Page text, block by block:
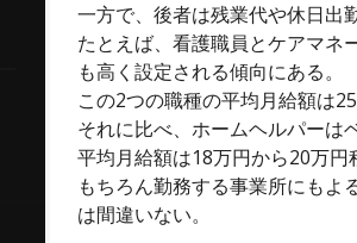
一方で、後者は残業代や休日出
たとえば、看護職員とケアマネ
も高く設定される傾向にある。
この2つの職種の平均月給額は
それに比べ、ホームヘルパーは
平均月給額は18万円から20万円
もちろん勤務する事業所にもよ
は間違いない。